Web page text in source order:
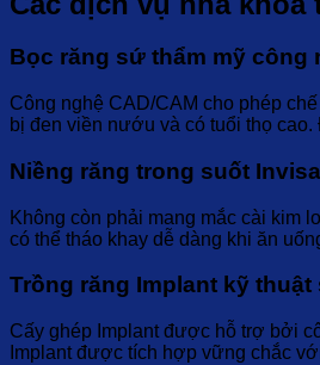
Bọc răng sứ thẩm mỹ công
Công nghệ CAD/CAM cho phép
bị đen viền nướu và có tuổi thọ
Niềng răng trong suốt
Không còn phải mang mắc cài kim
có thể tháo khay dễ dàng khi ăn
Trồng răng Implant kỹ thuật
Cấy ghép Implant được hỗ trợ bởi
Implant được tích hợp vững chắc